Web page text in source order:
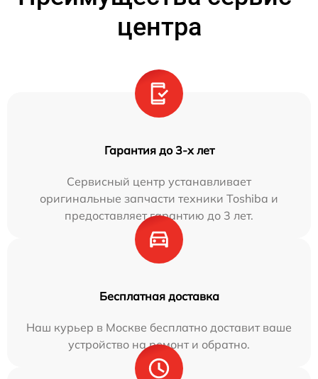
центра
Гарантия до 3-х лет
Сервисный центр устанавливает
оригинальные запчасти техники Toshiba и
предоставляет гарантию до 3 лет.
Бесплатная доставка
Наш курьер в Москве бесплатно доставит ваше
устройство на ремонт и обратно.